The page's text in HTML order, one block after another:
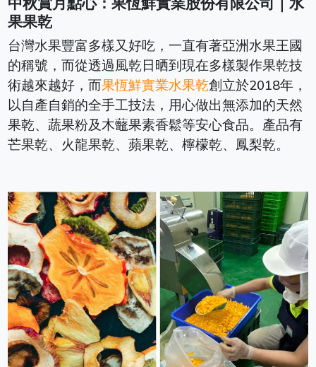
果果乾
台灣水果豐富多樣又好吃，一直有著亞洲水果王國
的稱號，而從透過風乾日晒到現在多樣製作果乾技
術越來越好，而果恆鮮實業水果乾創立於2018年，
以自產自銷的全手工技法，用心做出無添加的天然
果乾、蔬果粉及木虌果素香鬆等安心食品。產品有
芒果乾、火龍果乾、蘋果乾、檸檬乾、鳳梨乾。